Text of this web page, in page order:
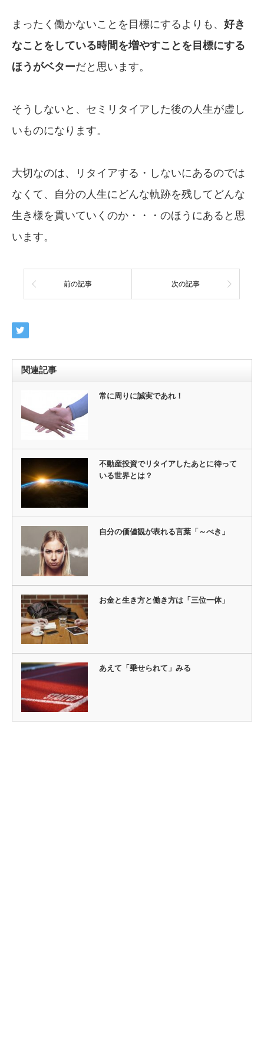
まったく働かないことを目標にするよりも、 好き
なことをしている時間を増やすことを目標にする
ほうがベターだと思います。
そうしないと、セミリタイアした後の人生が虚し
いものになります。
大切なのは、リタイアする・しないにあるのでは
なくて、自分の人生にどんな軌跡を残してどんな
生き様を貫いていくのか・・・のほうにあると思
います。
前の記事 次の記事
関連記事
常に周りに誠実であれ！
不動産投資でリタイアしたあとに待って
いる世界とは？
自分の価値観が表れる言葉「～べき」
お金と生き方と働き方は「三位一体」
あえて「乗せられて」みる